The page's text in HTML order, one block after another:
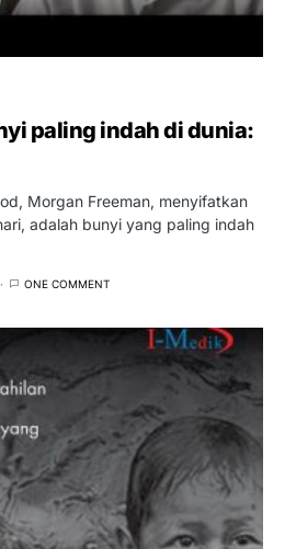
paling indah di dunia:
Morgan Freeman, menyifatkan
adalah bunyi yang paling indah
ONE COMMENT